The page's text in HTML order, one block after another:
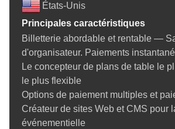
États-Unis
Principales caractéristiques
Billetterie abordable et rentable —
d'organisateur. Paiements
Le concepteur de plans de table le
le plus flexible
Options de paiement multiples et
Créateur de sites Web et CMS pour
événementielle